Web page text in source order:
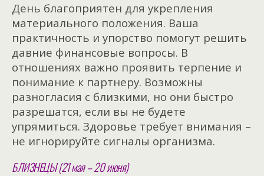
День благоприятен для укрепления
материального положения. Ваша
практичность и упорство помогут решить
давние финансовые вопросы. В
отношениях важно проявить терпение и
понимание к партнеру. Возможны
разногласия с близкими, но они быстро
разрешатся, если вы не будете
упрямиться. Здоровье требует внимания –
не игнорируйте сигналы организма.
БЛИЗНЕЦЫ (21 мая – 20 июня)